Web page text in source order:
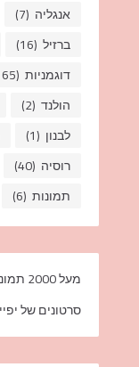
אנגליה (7)
ברזיל (16)
דוגמניות (165)
הולנד (2)
לבנון (1)
רוסיה (40)
תמונות (6)
מעל 2000 תמונות
סרטונים של